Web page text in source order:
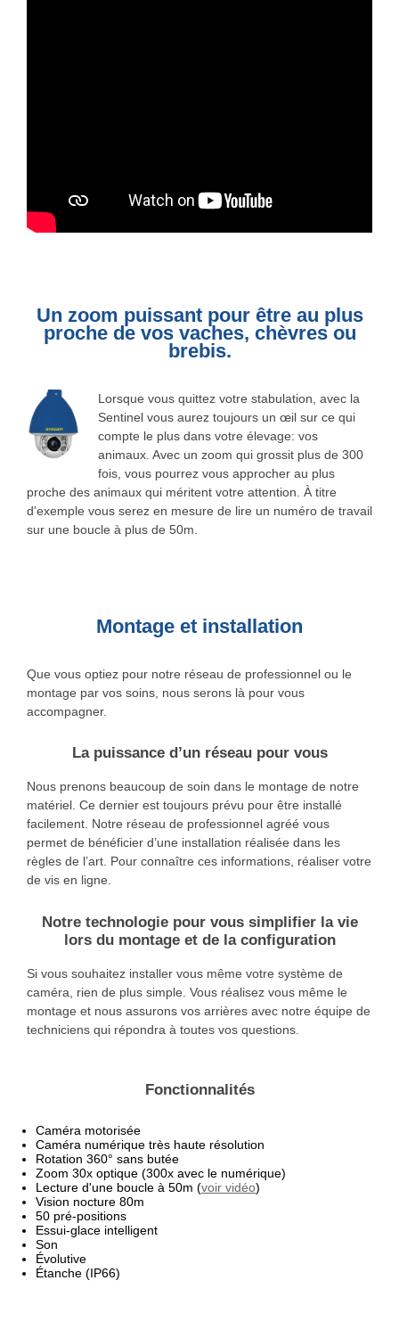
Un zoom puissant pour être au plus
proche de vos vaches, chèvres ou
brebis.
Lorsque vous quittez votre stabulation, avec la
Sentinel vous aurez toujours un œil sur ce qui
compte le plus dans votre élevage: vos
animaux. Avec un zoom qui grossit plus de 300
fois, vous pourrez vous approcher au plus
proche des animaux qui méritent votre attention. À titre
d'exemple vous serez en mesure de lire un numéro de travail
sur une boucle à plus de 50m.
Montage et installation
Que vous optiez pour notre réseau de professionnel ou le
montage par vos soins, nous serons là pour vous
accompagner.
La puissance d’un réseau pour vous
Nous prenons beaucoup de soin dans le montage de notre
matériel. Ce dernier est toujours prévu pour être installé
facilement. Notre réseau de professionnel agréé vous
permet de bénéficier d’une installation réalisée dans les
règles de l’art. Pour connaître ces informations, réaliser votre
de vis en ligne.
Notre technologie pour vous simplifier la vie
lors du montage et de la configuration
Si vous souhaitez installer vous même votre système de
caméra, rien de plus simple. Vous réalisez vous même le
montage et nous assurons vos arrières avec notre équipe de
techniciens qui répondra à toutes vos questions.
Fonctionnalités
Caméra motorisée
Caméra numérique très haute résolution
Rotation 360° sans butée
Zoom 30x optique (300x avec le numérique)
Lecture d'une boucle à 50m (voir vidéo)
Vision nocture 80m
50 pré-positions
Essui-glace intelligent
Son
Évolutive
Étanche (IP66)